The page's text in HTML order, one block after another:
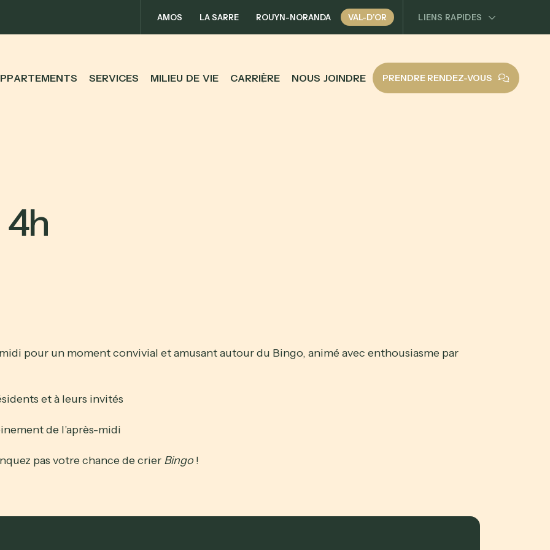
AMOS LA SARRE ROUYN-NORANDA VAL-D’OR LIENS RAPIDES
PPARTEMENTS SERVICES MILIEU DE VIE CARRIÈRE NOUS JOINDRE PRENDRE RENDEZ-VOUS
4h
pour un moment convivial et amusant autour du Bingo, animé avec enthousiasme par
et à leurs invités
de l’après-midi
pas votre chance de crier Bingo !